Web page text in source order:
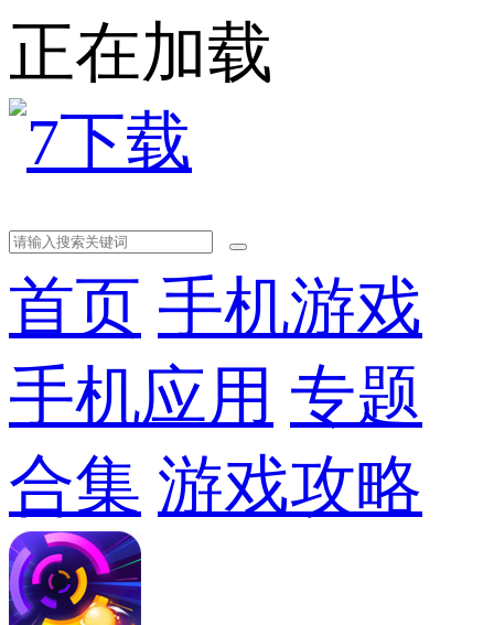
正在加载
首页 手机游戏
手机应用 专题
合集 游戏攻略